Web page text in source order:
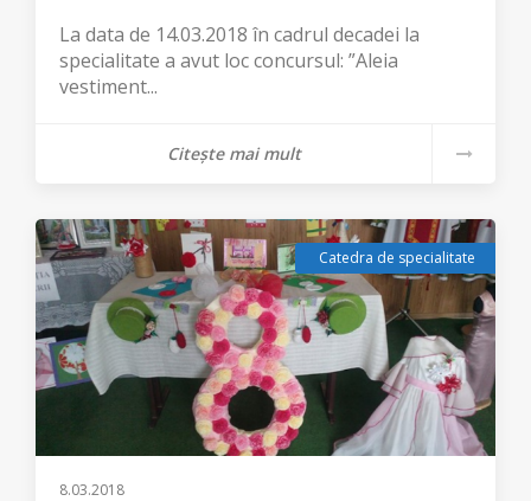
La data de 14.03.2018 în cadrul decadei la
specialitate a avut loc concursul: ”Aleia
vestiment...
Citește mai mult
Catedra de specialitate
8.03.2018